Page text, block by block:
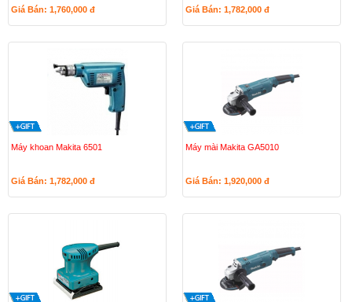
Giá Bán: 1,760,000 đ Giá Bán: 1,782,000 đ
Máy khoan Makita 6501
Giá Bán: 1,782,000 đ
Máy mài Makita GA5010
Giá Bán: 1,920,000 đ